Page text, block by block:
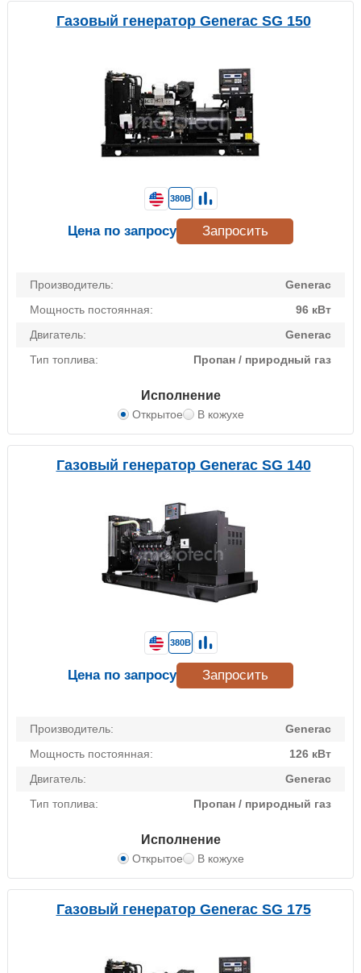
Газовый генератор Generac SG 150
Производитель:
Generac
Мощность постоянная:
96 кВт
Двигатель:
Generac
Тип топлива:
Пропан / природный газ
Исполнение
Открытое В кожухе
380В
Цена по запросу Запросить
Газовый генератор Generac SG 140
Производитель:
Generac
Мощность постоянная:
126 кВт
Двигатель:
Generac
Тип топлива:
Пропан / природный газ
Исполнение
Открытое В кожухе
380В
Цена по запросу Запросить
Газовый генератор Generac SG 175